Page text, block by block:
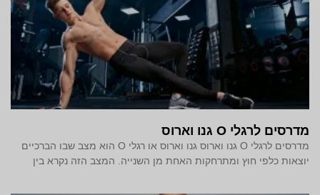
מדרסים לרגלי O גנו וארוס
מדרסים לרגלי O גנו וארוס גנו וארוס או רגלי O הוא מצב שבו הברכיים
יוצאות כלפי חוץ ומתרחקות האחת מן השנייה. המצב הזה נקרא בין